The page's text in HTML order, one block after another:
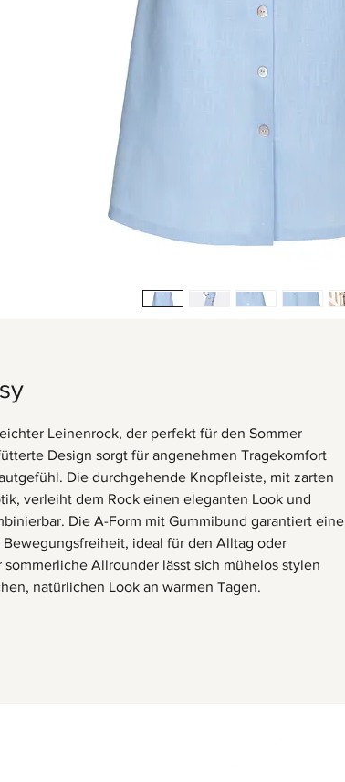
Leinenrock, der perfekt für den Sommer
Design sorgt für angenehmen Tragekomfort
Die durchgehende Knopfleiste, mit zarten
verleiht dem Rock einen eleganten Look und
Die A-Form mit Gummibund garantiert eine
Bewegungsfreiheit, ideal für den Alltag oder
sommerliche Allrounder lässt sich mühelos stylen
natürlichen Look an warmen Tagen.